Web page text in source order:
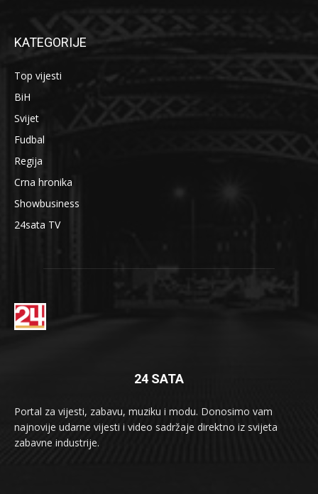
KATEGORIJE
Top vijesti
BiH
Svijet
Fudbal
Regija
Crna hronika
Showbusiness
24sata TV
24 SATA
Portal za vijesti, zabavu, muziku i modu. Donosimo vam
najnovije udarne vijesti i video sadržaje direktno iz svijeta
zabavne industrije.